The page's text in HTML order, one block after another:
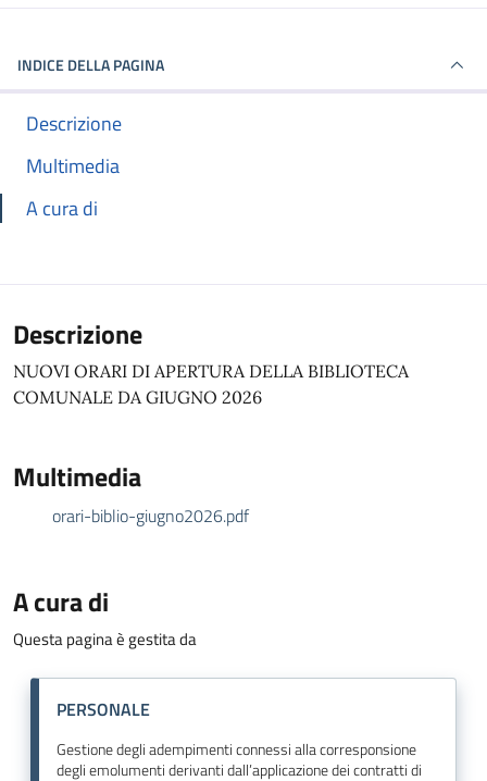
INDICE DELLA PAGINA
Descrizione
Multimedia
A cura di
Descrizione
NUOVI ORARI DI APERTURA DELLA BIBLIOTECA
COMUNALE DA GIUGNO 2026
Multimedia
orari-biblio-giugno2026.pdf
A cura di
Questa pagina è gestita da
PERSONALE
Gestione degli adempimenti connessi alla corresponsione
degli emolumenti derivanti dall’applicazione dei contratti di